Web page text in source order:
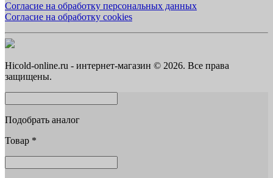
Согласие на обработку персональных данных
Согласие на обработку cookies
Hicold-online.ru - интернет-магазин © 2026. Все права
защищены.
Подобрать аналог
Товар *